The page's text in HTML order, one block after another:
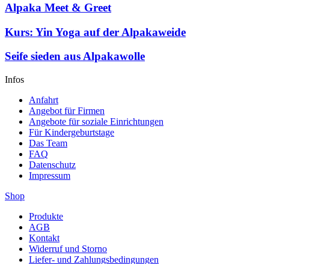
Alpaka Meet & Greet
Kurs: Yin Yoga auf der Alpakaweide
Seife sieden aus Alpakawolle
Infos
Anfahrt
Angebot für Firmen
Angebote für soziale Einrichtungen
Für Kindergeburtstage
Das Team
FAQ
Datenschutz
Impressum
Shop
Produkte
AGB
Kontakt
Widerruf und Storno
Liefer- und Zahlungsbedingungen